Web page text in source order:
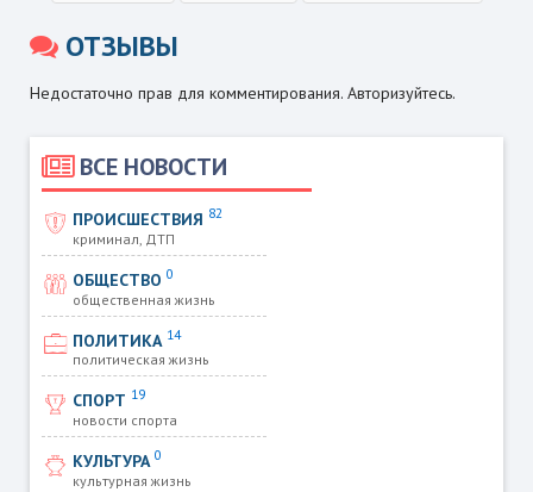
ВСЕ НОВОСТИ
ПРОИСШЕСТВИЯ 82
криминал, ДТП
ОБЩЕСТВО0
общественная жизнь
ПОЛИТИКА 14
политическая жизнь
СПОРТ 19
новости спорта
КУЛЬТУРА0
культурная жизнь
ОТЗЫВЫ
Недостаточно прав для комментирования. Авторизуйтесь.